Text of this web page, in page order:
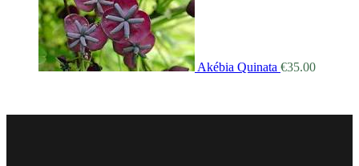
Akébia Quinata €35.00